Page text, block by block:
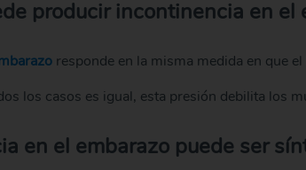
producir incontinencia en el
responde en la misma medida en que
los casos es igual, esta presión debilita los
en el embarazo puede ser